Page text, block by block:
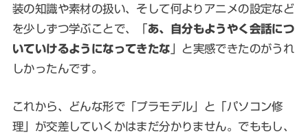
装の知識や素材の扱い、そして何よりアニメの設定など
を少しずつ学ぶことで、「あ、自分もようやく会話につ
いていけるようになってきたな 」と実感できたのがうれ
しかったんです。
これから、どんな形で「プラモデル」と「パソコン修
理」が交差していくかはまだ分かりません。でももし、